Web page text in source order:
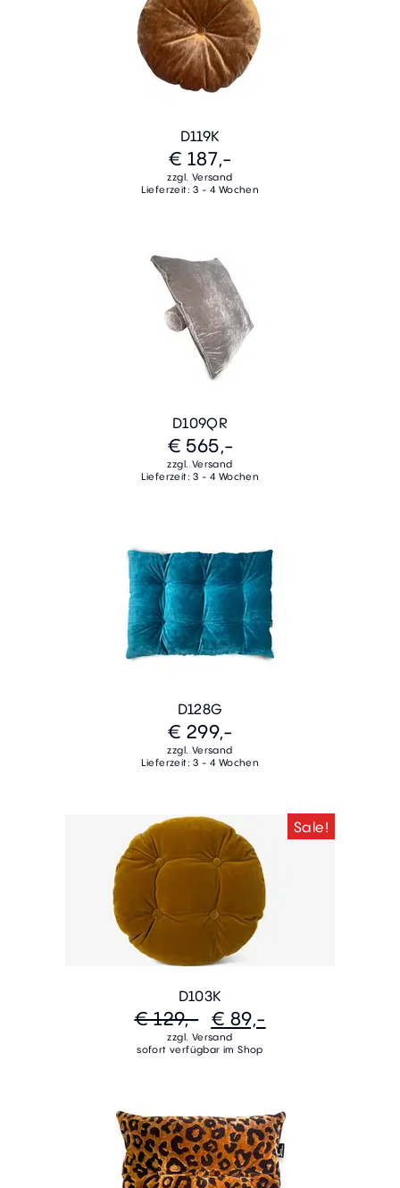
D119K
€ 187,-
zzgl. Versand
Lieferzeit: 3 - 4 Wochen
D109QR
€ 565,-
zzgl. Versand
Lieferzeit: 3 - 4 Wochen
D128G
€ 299,-
zzgl. Versand
Lieferzeit: 3 - 4 Wochen
Sale!
D103K
€ 129,- € 89,-
zzgl. Versand
sofort verfügbar im Shop